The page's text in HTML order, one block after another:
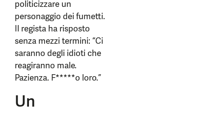
politicizzare un
personaggio dei fumetti.
Il regista ha risposto
senza mezzi termini: “Ci
saranno degli idioti che
reagiranno male.
Pazienza. F*****o loro.”
Un